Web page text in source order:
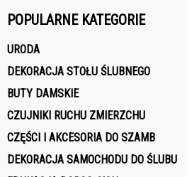
POPULARNE KATEGORIE
URODA
DEKORACJA STOŁU ŚLUBNEGO
BUTY DAMSKIE
CZUJNIKI RUCHU ZMIERZCHU
CZĘŚCI I AKCESORIA DO SZAMB
DEKORACJA SAMOCHODU DO ŚLUBU